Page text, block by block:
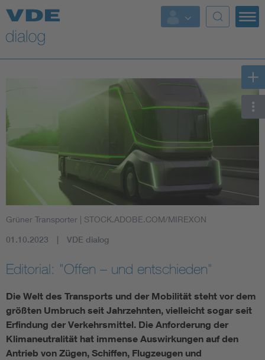
Grüner Transporter | STOCK.ADOBE.COM/MIREXON
01.10.2023 VDE dialog
Editorial: "Offen – und entschieden"
Die Welt des Transports und der Mobilität steht vor dem
größten Umbruch seit Jahrzehnten, vielleicht sogar seit
Erfindung der Verkehrsmittel. Die Anforderung der
Klimaneutralität hat immense Auswirkungen auf den
Antrieb von Zügen, Schiffen, Flugzeugen und